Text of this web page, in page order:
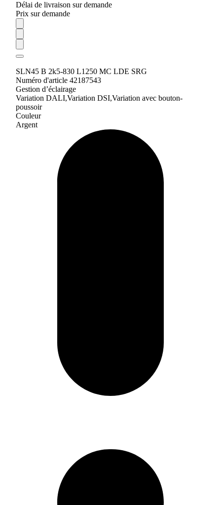
Délai de livraison sur demande
Prix sur demande
SLN45 B 2k5-830 L1250 MC LDE SRG
Numéro d'article 42187543
Gestion d’éclairage
Variation DALI,Variation DSI,Variation avec bouton-
poussoir
Couleur
Argent